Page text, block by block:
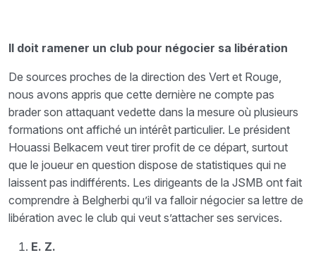
Il doit ramener un club pour négocier sa libération
De sources proches de la direction des Vert et Rouge,
nous avons appris que cette dernière ne compte pas
brader son attaquant vedette dans la mesure où plusieurs
formations ont affiché un intérêt particulier. Le président
Houassi Belkacem veut tirer profit de ce départ, surtout
que le joueur en question dispose de statistiques qui ne
laissent pas indifférents. Les dirigeants de la JSMB ont fait
comprendre à Belgherbi qu’il va falloir négocier sa lettre de
libération avec le club qui veut s’attacher ses services.
E. Z.